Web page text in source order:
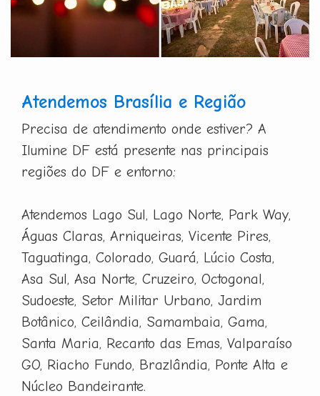
Atendemos Brasília e Região
Precisa de atendimento onde estiver? A
Ilumine DF está presente nas principais
regiões do DF e entorno:
Atendemos Lago Sul, Lago Norte, Park Way,
Águas Claras, Arniqueiras, Vicente Pires,
Taguatinga, Colorado, Guará, Lúcio Costa,
Asa Sul, Asa Norte, Cruzeiro, Octogonal,
Sudoeste, Setor Militar Urbano, Jardim
Botânico, Ceilândia, Samambaia, Gama,
Santa Maria, Recanto das Emas, Valparaíso
GO, Riacho Fundo, Brazlândia, Ponte Alta e
Núcleo Bandeirante.